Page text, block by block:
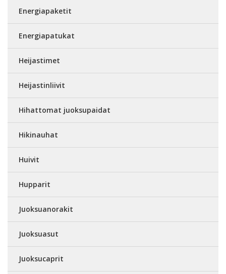
Energiapaketit
Energiapatukat
Heijastimet
Heijastinliivit
Hihattomat juoksupaidat
Hikinauhat
Huivit
Hupparit
Juoksuanorakit
Juoksuasut
Juoksucaprit